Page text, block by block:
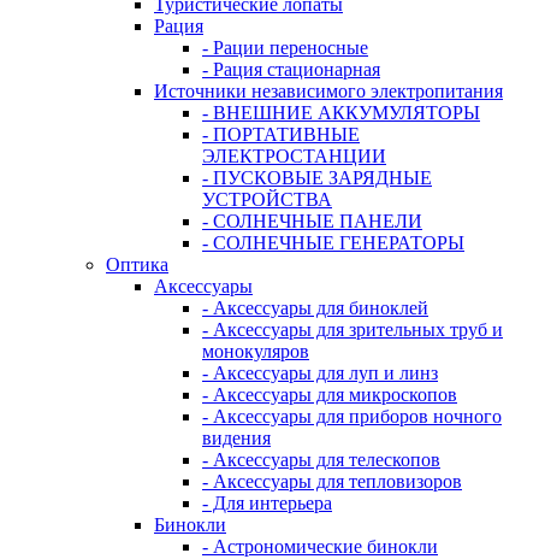
Туристические лопаты
Рация
- Рации переносные
- Рация стационарная
Источники независимого электропитания
- ВНЕШНИЕ АККУМУЛЯТОРЫ
- ПОРТАТИВНЫЕ
ЭЛЕКТРОСТАНЦИИ
- ПУСКОВЫЕ ЗАРЯДНЫЕ
УСТРОЙСТВА
- СОЛНЕЧНЫЕ ПАНЕЛИ
- СОЛНЕЧНЫЕ ГЕНЕРАТОРЫ
Оптика
Аксессуары
- Аксессуары для биноклей
- Аксессуары для зрительных труб и
монокуляров
- Аксессуары для луп и линз
- Аксессуары для микроскопов
- Аксессуары для приборов ночного
видения
- Аксессуары для телескопов
- Аксессуары для тепловизоров
- Для интерьера
Бинокли
- Астрономические бинокли